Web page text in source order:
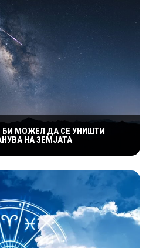
БИ МОЖЕЛ ДА СЕ УНИШТИ
НА ЗЕМЈАТА